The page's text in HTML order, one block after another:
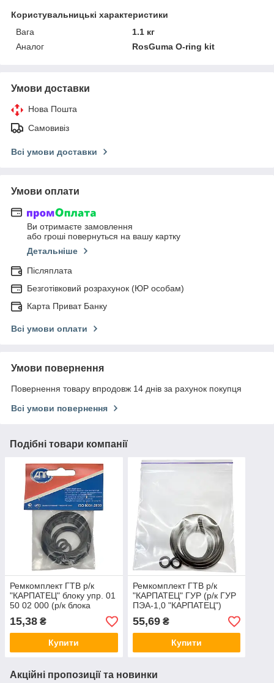
Користувальницькі характеристики
Вага
1.1 кг
Аналог
RosGuma O-ring kit
Умови доставки
Нова Пошта
Самовивіз
Всі умови доставки
Умови оплати
Ви отримаєте замовлення
або гроші повернуться на вашу картку
Детальніше
Післяплата
Безготівковий розрахунок (ЮР особам)
Карта Приват Банку
Всі умови оплати
Умови повернення
Повернення товару впродовж 14 днів за рахунок покупця
Всі умови повернення
Подібні товари компанії
Ремкомплект ГТВ р/к
"КАРПАТЕЦ" блоку упр. 01
50 02 000 (р/к блока
управления 01 50 02 000
ПЭА-1,0)
15,38 ₴
Купити
Ремкомплект ГТВ р/к
"КАРПАТЕЦ" ГУР (р/к ГУР
ПЭА-1,0 "КАРПАТЕЦ")
55,69₴
Купити
Акційні пропозиції та новинки